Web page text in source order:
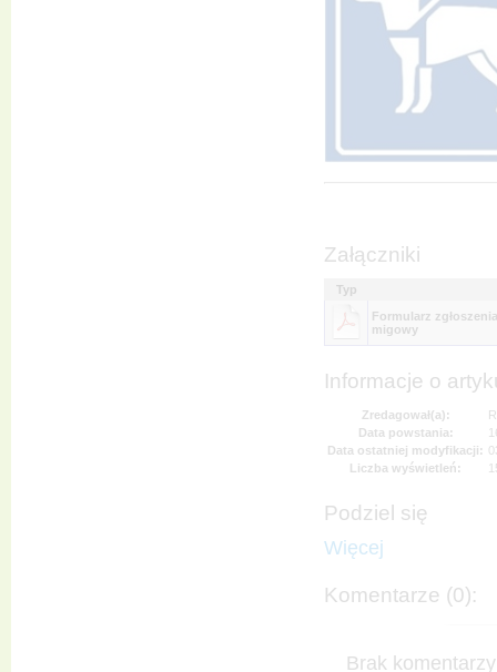
Załączniki
Typ
Formularz
migowy
Informacje o
Zredagował(a):
Data powstania:
Data ostatniej modyfikacji:
Liczba wyświetleń:
Podziel się
Więcej
Komentarze (0):
Brak